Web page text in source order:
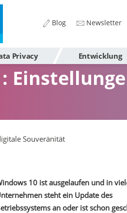
Privacy Entwicklung
Blog Newsletter
Souveränität
10 ist ausgelaufen und in
steht ein Update des
an oder ist schon